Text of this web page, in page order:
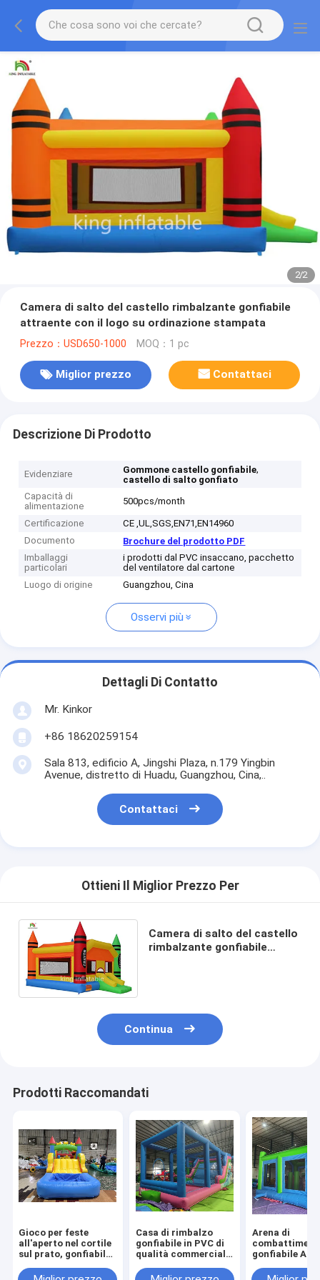
2/2
Camera di salto del castello rimbalzante gonfiabile
attraente con il logo su ordinazione stampata
Prezzo：USD650-1000 MOQ：1 pc
Miglior prezzo Contattaci
Descrizione Di Prodotto
Evidenziare Gommone castello gonfiabile,
castello di salto gonfiato
Capacità di
alimentazione
500pcs/month
Certificazione
CE ,UL,SGS,EN71,EN14960
Documento
Brochure del prodotto PDF
Imballaggi
particolari
i prodotti dal PVC insaccano, pacchetto
del ventilatore dal cartone
Luogo di origine
Guangzhou, Cina
Osservi più
Dettagli Di Contatto
Mr. Kinkor
+86 18620259154
Sala 813, edificio A, Jingshi Plaza, n.179 Yingbin
Avenue, distretto di Huadu, Guangzhou, Cina,..
Contattaci
Ottieni Il Miglior Prezzo Per
Camera di salto del castello
rimbalzante gonfiabile
Continua
Prodotti Raccomandati
Gioco per feste
all'aperto nel cortile
sul prato, gonfiabile,
combinazione di
Casa di rimbalzo
gonfiabile in PVC di
qualità commerciale
Arena di
gonfiabile
trampolino